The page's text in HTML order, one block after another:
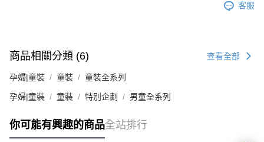
客服
商品相關分類 (6) 查看全部
孕婦|童裝 童裝 童裝全系列
孕婦|童裝 童裝 特別企劃 男童全系列
你可能有興趣的商品全站排行